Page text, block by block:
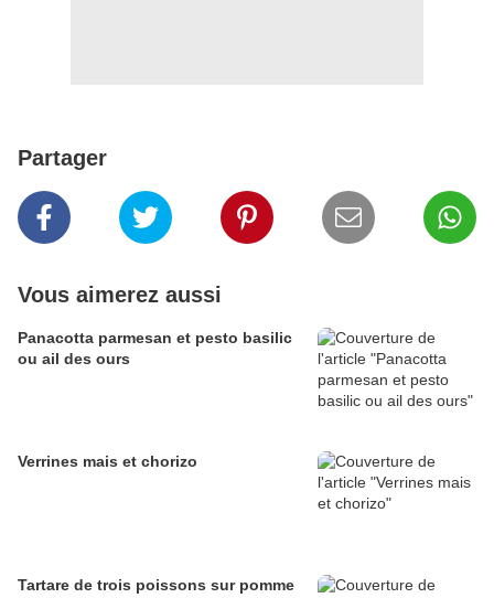
Partager
Vous aimerez aussi
Panacotta parmesan et pesto basilic
ou ail des ours
Verrines mais et chorizo
Tartare de trois poissons sur pomme